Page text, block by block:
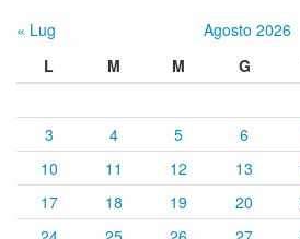
« Lug Agosto 2026
L
M M G
3
4 5 6
10
11 12 13
17
18 19 20